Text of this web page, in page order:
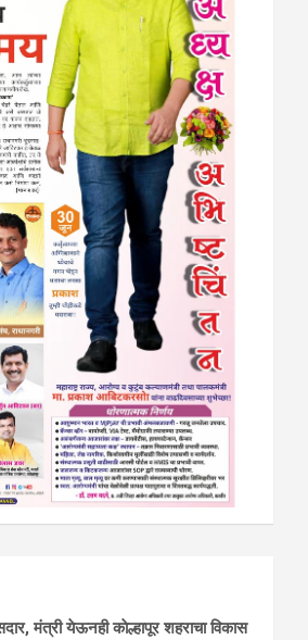
मंत्री येऊनही काेल्हापूर शहराचा विकास